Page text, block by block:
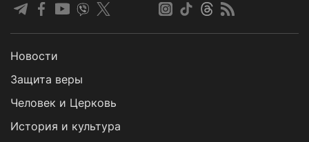
Новости
Защита веры
Человек и Церковь
История и культура